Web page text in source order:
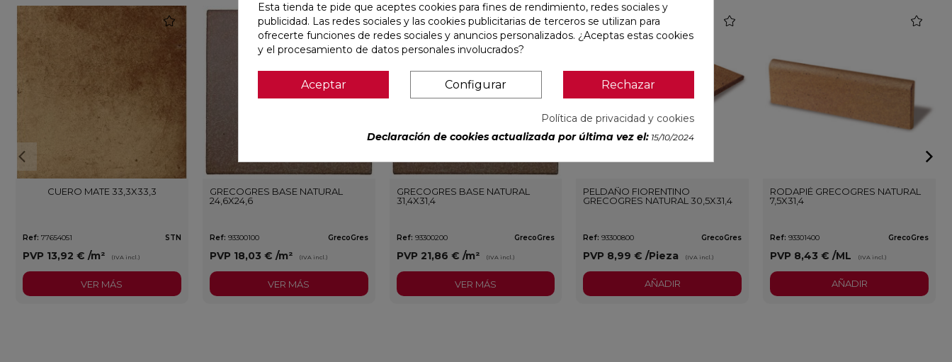
CUERO MATE 33,3X33,3
Ref: 77654051 STN
PVP 13,92 € /m² (IVA incl.)
favorite
VER MÁS
GRECOGRES BASE NATURAL
24,6X24,6
Ref: 93300100 GrecoGres
PVP 18,03 € /m² (IVA incl.)
favorite
VER MÁS
GRECOGRES BASE NATURAL
31,4X31,4
Ref: 93300200 GrecoGres
PVP 21,86 € /m² (IVA incl.)
favorite
VER MÁS
PELDAÑO FIORENTINO
GRECOGRES NATURAL 30,5X31,4
Ref: 93300800 GrecoGres
PVP 8,99 €/Pieza (IVA incl.)
AÑADIR
RODAPIÉ GRECOGRES NATURAL
7,5X31,4
Ref: 93301400 GrecoGres
PVP 8,43 €/ML (IVA incl.)
favorite
AÑADIR
Esta tienda te pide que aceptes cookies para fines de rendimiento, redes sociales y
publicidad. Las redes sociales y las cookies publicitarias de terceros se utilizan para
ofrecerte funciones de redes sociales y anuncios personalizados. ¿Aceptas estas cookies
y el procesamiento de datos personales involucrados?
Aceptar Configurar Rechazar
Política de privacidad y cookies
Declaración de cookies actualizada por última vez el: 15/10/2024